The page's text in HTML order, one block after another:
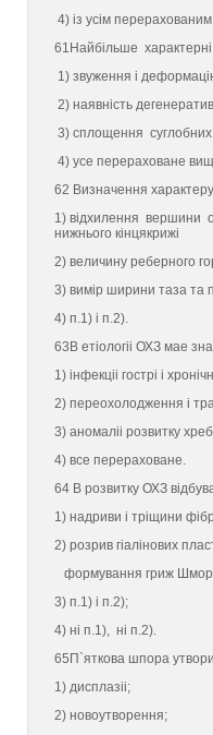
4) iз усiм перерахованим
61Найбiльше характернi
1) звуження i
2) наявнiсть
3) сплощення
4) усе перераховане
62 Визначення
1) вiдхилення вершини
нижнього кiнцякрижi
2) величину реберного
3) вимiр ширини таза та
4) п.1) i п.2).
63В етiологii ОХЗ маe
1) iнфекцii гострi i
2) переохолодження i
3) аномалii розвитку
4) все перераховане.
64 В розвитку ОХЗ
1) надриви i трiщини
2) розрив гiалiнових
формування гриж
3) п.1) i п.2);
4) нi п.1), нi п.2).
65П`яткова шпора
1) дисплазii;
2) новоутворення;